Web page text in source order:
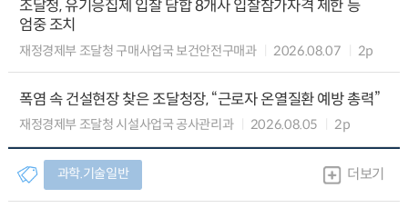
조달청, 유기응집제 입찰 담합 8개사 입찰참가자격 제한 등
엄중 조치
재정경제부 조달청 구매사업국 보건안전구매과 2026.08.07 2p
폭염 속 건설현장 찾은 조달청장, “근로자 온열질환 예방 총력”
재정경제부 조달청 시설사업국 공사관리과 2026.08.05 2p
과학.기술일반 더보기